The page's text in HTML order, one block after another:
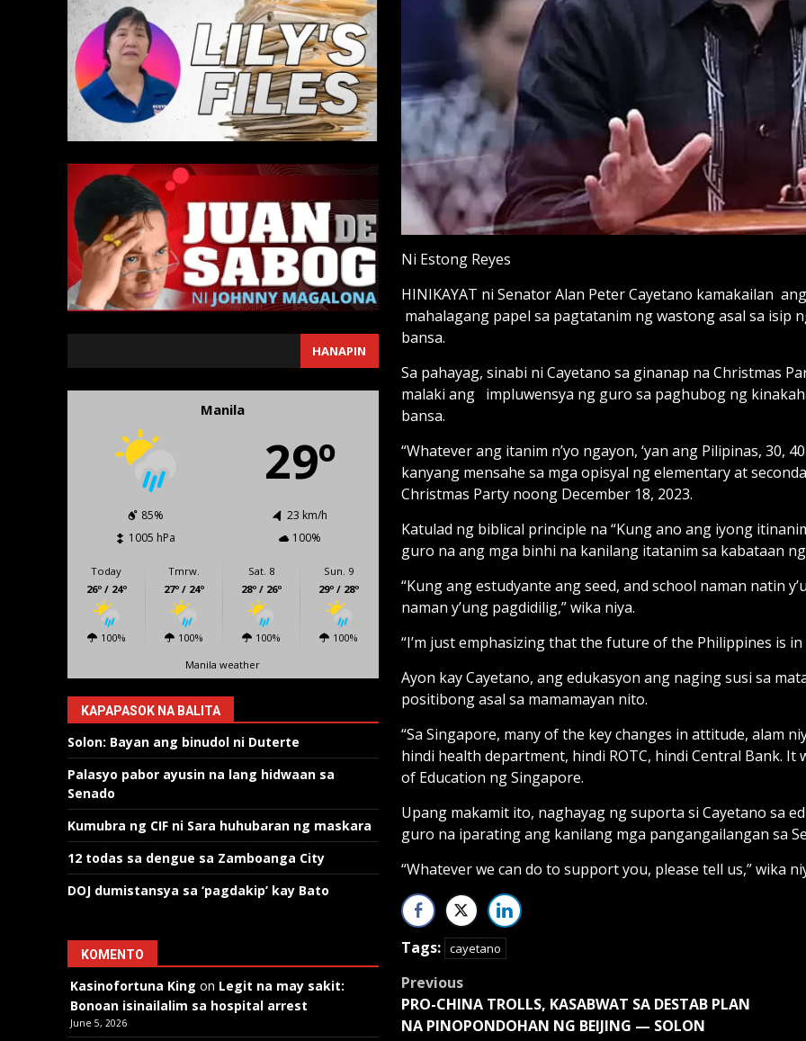
Ni Estong Reyes
HINIKAYAT ni Senator Alan Peter Cayetano kamakailan
mahalagang papel sa pagtatanim ng wastong asal sa isip
bansa.
Sa pahayag, sinabi ni Cayetano sa ginanap na Christmas
malaki ang impluwensya ng guro sa paghubog ng
bansa.
“Whatever ang itanim n’yo ngayon, ‘yan ang Pilipinas, 30,
kanyang mensahe sa mga opisyal ng elementary at
Christmas Party noong December 18, 2023.
Katulad ng biblical principle na “Kung ano ang iyong
guro na ang mga binhi na kanilang itatanim sa kabataan
“Kung ang estudyante ang seed, and school naman natin
naman y’ung pagdidilig,” wika niya.
“I’m just emphasizing that the future of the Philippines is in
Ayon kay Cayetano, ang edukasyon ang naging susi sa
positibong asal sa mamamayan nito.
“Sa Singapore, many of the key changes in attitude, alam
hindi health department, hindi ROTC, hindi Central Bank.
of Education ng Singapore.
Upang makamit ito, naghayag ng suporta si Cayetano sa
guro na iparating ang kanilang mga pangangailangan sa
“Whatever we can do to support you, please tell us,” wika
Tags: cayetano
Post
navigation
Previous
PRO-CHINA TROLLS, KASABWAT SA DESTAB PLAN
NA PINOPONDOHAN NG BEIJING — SOLON
HANAPIN
Manila
29º
85%
23 km/h
1005 hPa
100%
Today
26º / 24º
100%
Tmrw.
27º / 24º
100%
Sat. 8
28º / 26º
100%
Sun. 9
29º / 28º
100%
Manila weather
KAPAPASOK NA BALITA
Solon: Bayan ang binudol ni Duterte
Palasyo pabor ayusin na lang hidwaan sa
Senado
Kumubra ng CIF ni Sara huhubaran ng maskara
12 todas sa dengue sa Zamboanga City
DOJ dumistansya sa ‘pagdakip’ kay Bato
KOMENTO
Kasinofortuna King on Legit na may sakit:
Bonoan isinailalim sa hospital arrest
June 5, 2026